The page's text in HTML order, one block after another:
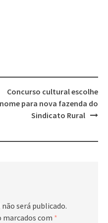
Concurso cultural escolhe
nome para nova fazenda do
Sindicato Rural
será publicado.
com *